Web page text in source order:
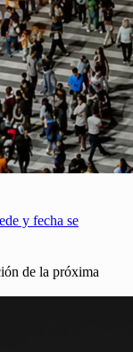
y fecha se
de la próxima